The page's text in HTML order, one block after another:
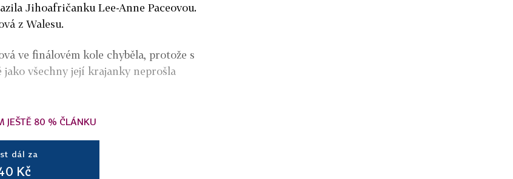
Jihoafričanku Lee-Anne Paceovou.
z Walesu.
ve finálovém kole chyběla, protože s
jako všechny její krajanky neprošla
JEŠTĚ 80 % ČLÁNKU
dál za
Kč